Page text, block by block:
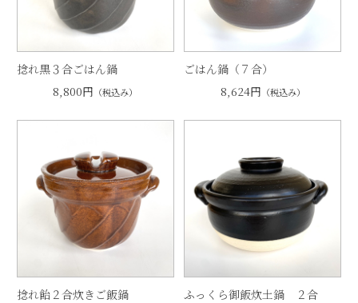
捻れ黒３合ごはん鍋
8,800円 （税込み）
ごはん鍋（７合）
8,624円 （税込み）
捻れ飴２合炊きご飯鍋
ふっくら御飯炊土鍋 ２合